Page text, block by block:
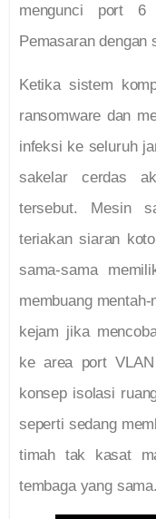
mengunci port
Pemasaran dengan
Ketika sistem
ransomware dan
infeksi ke seluruh
sakelar cerdas
tersebut. Mesin
teriakan siaran
sama-sama
membuang
kejam jika
ke area port
konsep isolasi
seperti sedang
timah tak kasat
tembaga yang sama.